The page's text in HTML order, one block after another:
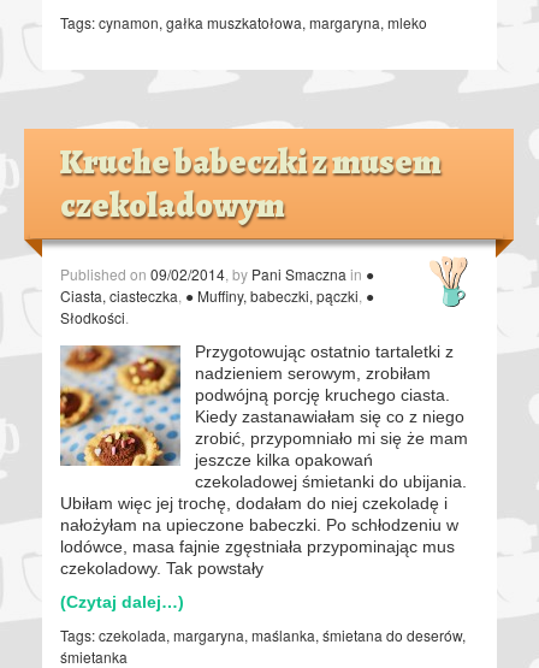
Tags:cynamon, gałka muszkatołowa, margaryna, mleko
Kruche babeczki z musem
czekoladowym
Published on 09/02/2014 , by Pani Smaczna in ●
Ciasta, ciasteczka ● Muffiny, babeczki, pączki ●
Słodkości
Przygotowując ostatnio tartaletki z
nadzieniem serowym, zrobiłam
podwójną porcję kruchego ciasta.
Kiedy zastanawiałam się co z niego
zrobić, przypomniało mi się że mam
jeszcze kilka opakowań
czekoladowej śmietanki do ubijania.
Ubiłam więc jej trochę, dodałam do niej czekoladę i
nałożyłam na upieczone babeczki. Po schłodzeniu w
lodówce, masa fajnie zgęstniała przypominając mus
czekoladowy. Tak powstały
(Czytaj dalej…)
Tags:czekolada, margaryna, maślanka, śmietana do deserów,
śmietanka